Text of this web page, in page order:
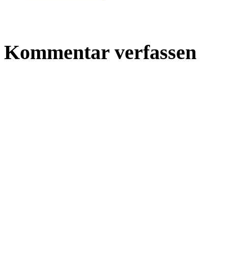
Kommentar verfassen